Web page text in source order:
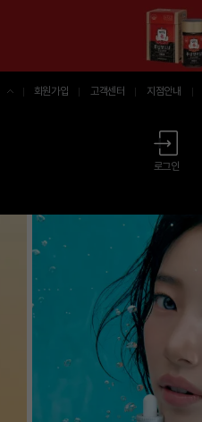
회원가입 고객센터 지점안내
로그인